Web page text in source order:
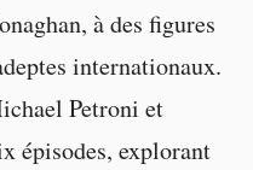
à des figures
internationaux.
Petroni et
épisodes, explorant